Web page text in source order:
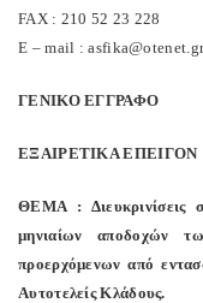
FAX : 210 52 23 228
Ε – mail :
ΓΕΝΙΚΟ ΕΓΓΡΑΦΟ
ΕΞΑΙΡΕΤΙΚΑ ΕΠΕΙΓΟΝ
ΘΕΜΑ: Διευκρινίσεις
μηνιαίων
αποδοχών
προερχόμενων από
Αυτοτελείς Κλάδους.